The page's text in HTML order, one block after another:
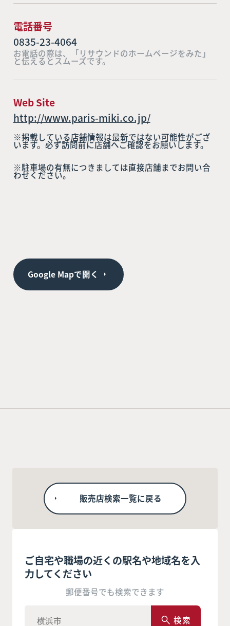
電話番号
0835-23-4064
お電話の際は、「リサウンドのホームページをみた」
と伝えるとスムーズです。
Web Site
http://www.paris-miki.co.jp/
※掲載している店舗情報は最新ではない可能性がござ
います。必ず訪問前に店舗へご確認をお願いします。
※駐車場の有無につきましては直接店舗までお問い合
わせください。
Google Mapで開く
販売店検索一覧に戻る
ご自宅や職場の近くの駅名や地域名を入
力してください
郵便番号でも検索できます
検索